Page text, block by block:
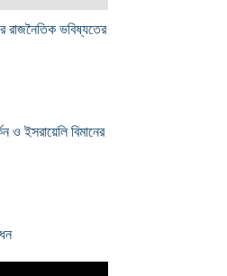
রাজনৈতিক ভবিষ্যতের
ও ইসরায়েলি বিমানের